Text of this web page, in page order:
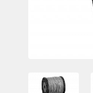
Клей,